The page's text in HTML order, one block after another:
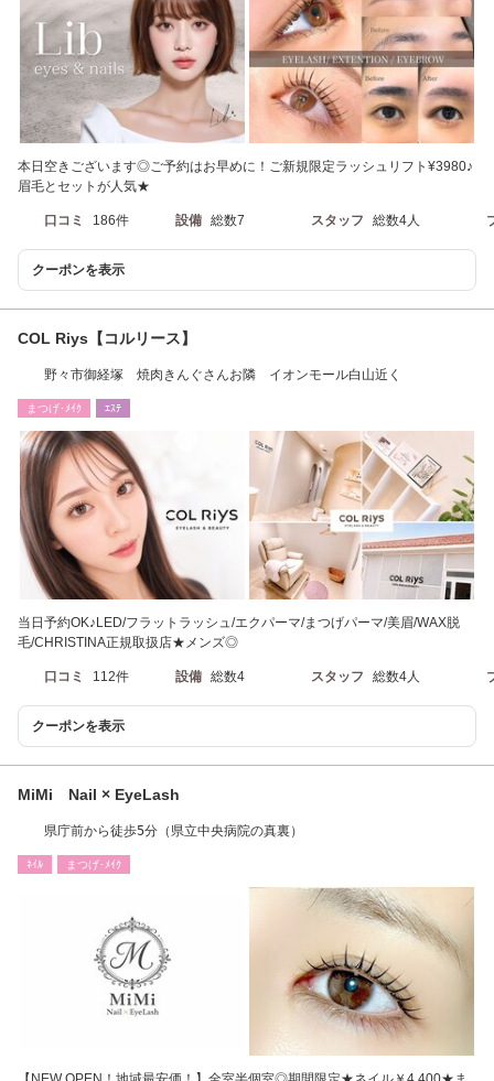
本日空きございます◎ご予約はお早めに！ご新規限定ラッシュリフト¥3980♪
眉毛とセットが人気★
口コミ 186件 設備 総数7 スタッフ 総数4人
クーポンを表示
COL Riys【コルリース】
野々市御経塚 焼肉きんぐさんお隣 イオンモール白山近く
まつげ･ﾒｲｸ ｴｽﾃ
当日予約OK♪LED/フラットラッシュ/エクパーマ/まつげパーマ/美眉/WAX脱
毛/CHRISTINA正規取扱店★メンズ◎
口コミ 112件 設備 総数4 スタッフ 総数4人
クーポンを表示
MiMi Nail × EyeLash
県庁前から徒歩5分（県立中央病院の真裏）
ﾈｲﾙ まつげ･ﾒｲｸ